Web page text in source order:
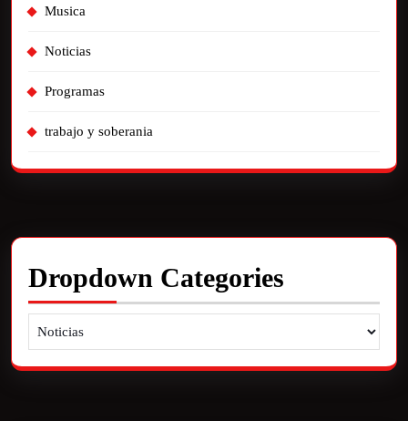
Musica
Noticias
Programas
trabajo y soberania
Dropdown Categories